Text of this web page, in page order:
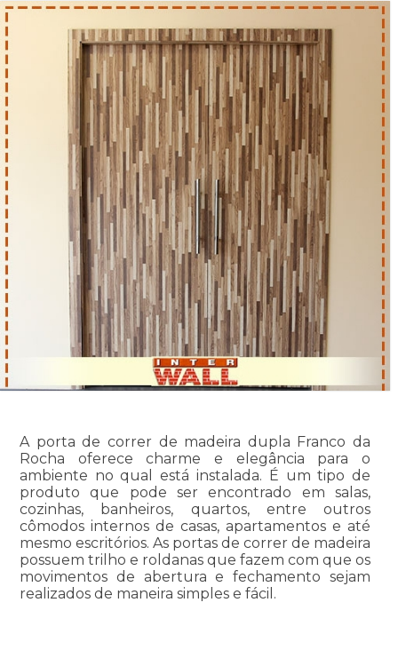
A porta de correr de madeira dupla Franco da
Rocha oferece charme e elegância para o
ambiente no qual está instalada. É um tipo de
produto que pode ser encontrado em salas,
cozinhas, banheiros, quartos, entre outros
cômodos internos de casas, apartamentos e até
mesmo escritórios. As portas de correr de madeira
possuem trilho e roldanas que fazem com que os
movimentos de abertura e fechamento sejam
realizados de maneira simples e fácil.